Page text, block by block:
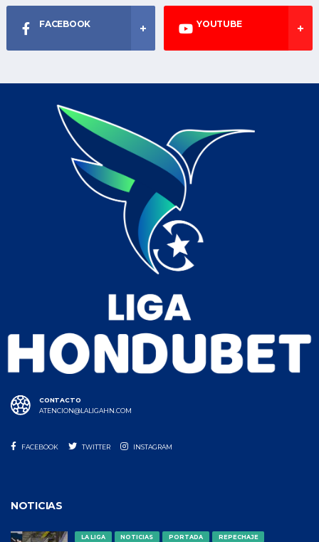
FACEBOOK YOUTUBE
CONTACTO
ATENCION@LALIGAHN.COM
FACEBOOK TWITTER INSTAGRAM
NOTICIAS
LA LIGA NOTICIAS PORTADA REPECHAJE